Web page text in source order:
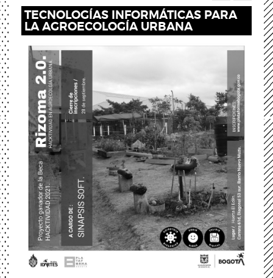
TECNOLOGÍAS INFORMÁTICAS PARA
LA AGROECOLOGÍA URBANA